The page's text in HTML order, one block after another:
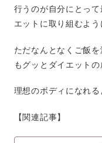
行うのが自分にとっ
エットに取り組むよう
ただなんとなくご飯
もグッとダイエットの
理想のボディになれる
【関連記事】